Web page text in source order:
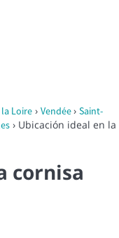
la Loire › Vendée› Saint-
› Ubicación ideal en la
cornisa